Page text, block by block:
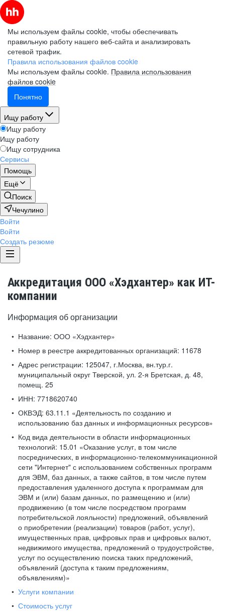
Мы используем файлы cookie, чтобы обеспечивать
правильную работу нашего веб-сайта и анализировать
сетевой трафик.
Правила использования файлов cookie
Мы используем файлы cookie. Правила использования
файлов cookie
Понятно
Ищу работу
Ищу работу
Ищу работу
Ищу сотрудника
Сервисы
Помощь
Ещё
Поиск
Чечулино
Войти
Войти
Создать резюме
Аккредитация ООО «Хэдхантер» как ИТ-
компании
Информация об организации
Название: ООО «Хэдхантер»
Номер в реестре аккредитованных организаций: 11678
Адрес регистрации: 125047, г.Москва, вн.тур.г.
муниципальный округ Тверской, ул. 2-я Бретская, д. 48,
помещ. 25
ИНН: 7718620740
ОКВЭД: 63.11.1 «Деятельность по созданию и
использованию баз данных и информационных ресурсов»
Код вида деятельности в области информационных
технологий: 15.01 «Оказание услуг, в том числе
посреднических, в информационно-телекоммуникационной
сети "Интернет" с использованием собственных программ
для ЭВМ, баз данных, а также сайтов, в том числе путем
предоставления удаленного доступа к программам для
ЭВМ и (или) базам данных, по размещению и (или)
продвижению (в том числе посредством программ
потребительской лояльности) предложений, объявлений
о приобретении (реализации) товаров (работ, услуг),
имущественных прав, цифровых прав и цифровых валют,
недвижимого имущества, предложений о трудоустройстве,
услуг по осуществлению поиска таких предложений,
объявлений (доступа к таким предложениям,
объявлениям)»
Услуги компании
Стоимость услуг